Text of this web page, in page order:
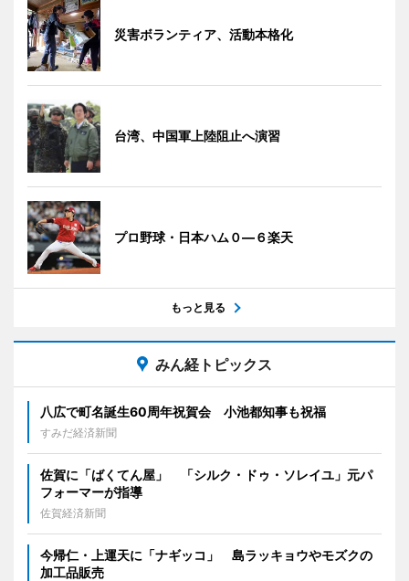
災害ボランティア、活動本格化
台湾、中国軍上陸阻止へ演習
プロ野球・日本ハム０―６楽天
もっと見る
みん経トピックス
八広で町名誕生60周年祝賀会 小池都知事も祝福
すみだ経済新聞
佐賀に「ばくてん屋」 「シルク・ドゥ・ソレイユ」元パ
フォーマーが指導
佐賀経済新聞
今帰仁・上運天に「ナギッコ」 島ラッキョウやモズクの
加工品販売